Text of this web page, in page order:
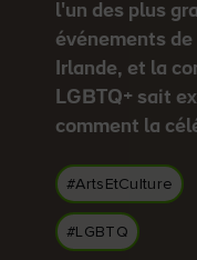
Pierre de Blarney au
château de Blarney
l'un des plus
événements de
Irlande, et la
LGBTQ+ sait
comment la
#ArtsEtCulture
#LGBTQ